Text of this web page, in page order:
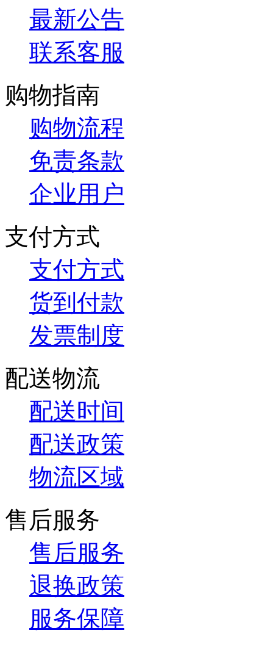
最新公告
联系客服
购物指南
购物流程
免责条款
企业用户
支付方式
支付方式
货到付款
发票制度
配送物流
配送时间
配送政策
物流区域
售后服务
售后服务
退换政策
服务保障